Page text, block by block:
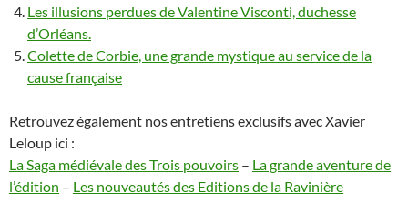
Les illusions perdues de Valentine Visconti, duchesse
d’Orléans.
Colette de Corbie, une grande mystique au service de la
cause française
Retrouvez également nos entretiens exclusifs avec Xavier
Leloup ici :
La Saga médiévale des Trois pouvoirs – La grande aventure de
l’édition – Les nouveautés des Editions de la Ravinière